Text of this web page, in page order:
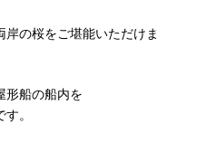
の桜をご堪能いただけま
形船の船内を
。